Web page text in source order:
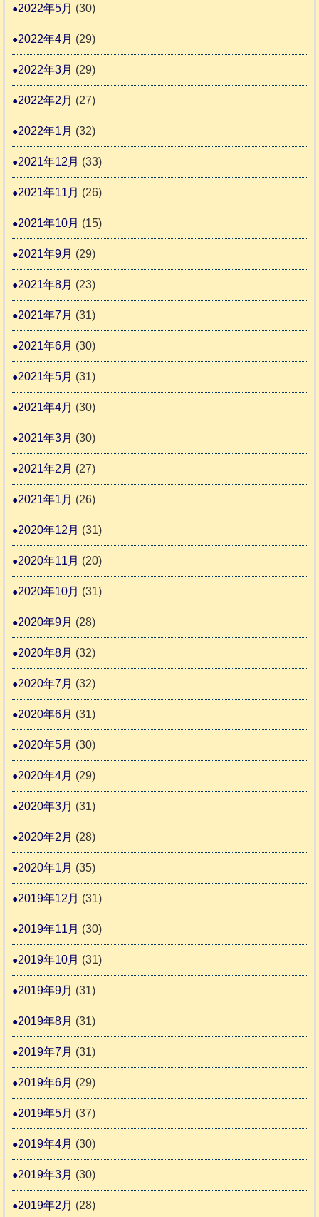
2022年5月 (30)
2022年4月 (29)
2022年3月 (29)
2022年2月 (27)
2022年1月 (32)
2021年12月 (33)
2021年11月 (26)
2021年10月 (15)
2021年9月 (29)
2021年8月 (23)
2021年7月 (31)
2021年6月 (30)
2021年5月 (31)
2021年4月 (30)
2021年3月 (30)
2021年2月 (27)
2021年1月 (26)
2020年12月 (31)
2020年11月 (20)
2020年10月 (31)
2020年9月 (28)
2020年8月 (32)
2020年7月 (32)
2020年6月 (31)
2020年5月 (30)
2020年4月 (29)
2020年3月 (31)
2020年2月 (28)
2020年1月 (35)
2019年12月 (31)
2019年11月 (30)
2019年10月 (31)
2019年9月 (31)
2019年8月 (31)
2019年7月 (31)
2019年6月 (29)
2019年5月 (37)
2019年4月 (30)
2019年3月 (30)
2019年2月 (28)